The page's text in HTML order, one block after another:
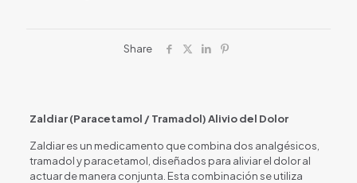
Share
Zaldiar (Paracetamol / Tramadol) Alivio del Dolor
Zaldiar es un medicamento que combina dos analgésicos,
tramadol y paracetamol, diseñados para aliviar el dolor al
actuar de manera conjunta. Esta combinación se utiliza